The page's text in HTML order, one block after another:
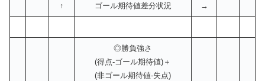
↑ ゴール期待値差分状況 →
◎勝負強さ
(得点-ゴール期待値)＋
(非ゴール期待値-失点)